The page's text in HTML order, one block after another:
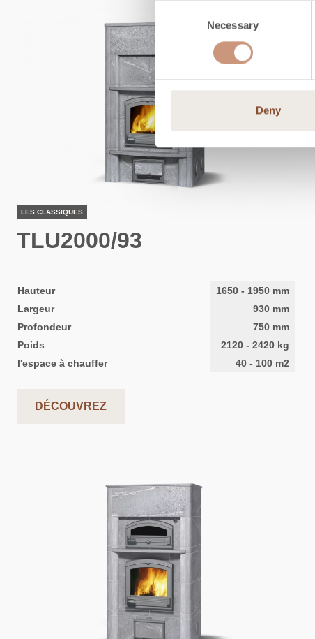
Selection
Necessary
Deny
LES CLASSIQUES
TLU2000/93
Hauteur 1650 - 1950 mm
Largeur
930 mm
Profondeur
750 mm
Poids
2120 - 2420 kg
l'espace à chauffer
40 - 100 m2
DÉCOUVREZ